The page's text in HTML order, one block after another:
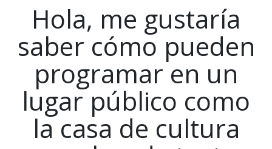
Hola, me gustaría
saber cómo pueden
programar en un
lugar público como
la casa de cultura